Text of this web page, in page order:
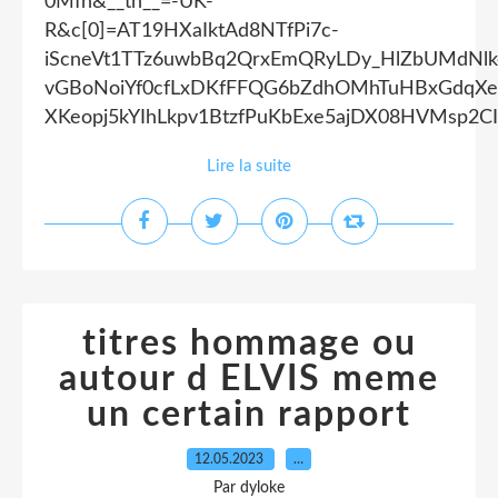
R&c[0]=AT19HXaIktAd8NTfPi7c-
Lire la suite
titres hommage ou
autour d ELVIS meme
un certain rapport
12.05.2023 …
Par dyloke